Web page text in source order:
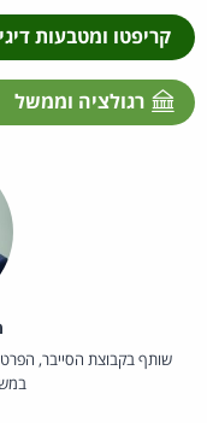
קריפטו ומטבעות
רגולציה וממשל
שותף בקבוצת הסייבר,